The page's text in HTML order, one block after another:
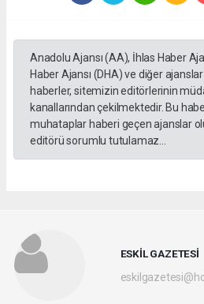
Anadolu Ajansı (AA), İhlas Haber
Haber Ajansı (DHA) ve diğer
haberler, sitemizin editörlerinin
kanallarından çekilmektedir. Bu
muhataplar haberi geçen ajanslar
editörü sorumlu tutulamaz...
ESKİL GAZETESİ